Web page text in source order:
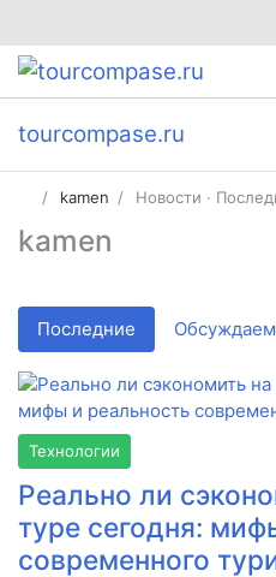
tourcompase.ru
kamen Новости ·
kamen
Последние
Технологии
Реально ли
туре сегодня:
современного